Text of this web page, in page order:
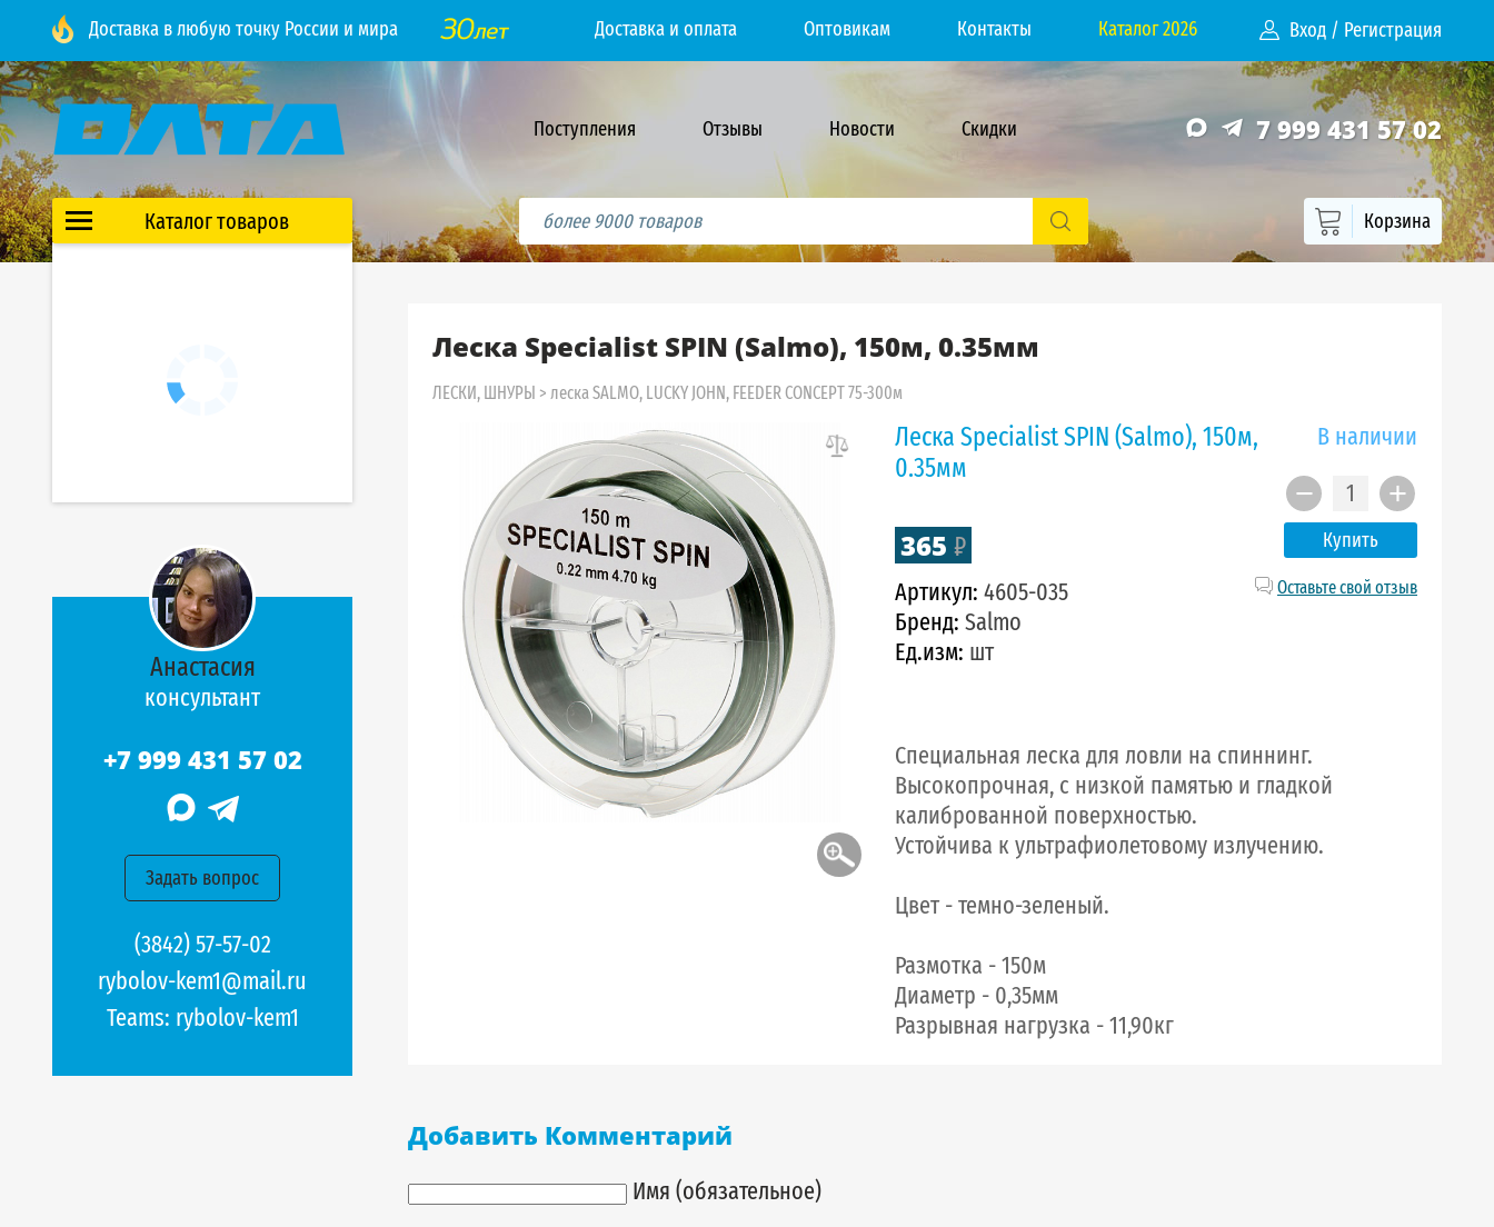
Доставка в любую точку России и мира Доставка и оплата Оптовикам Контакты Каталог 2026 Вход / Регистрация
Поступления Отзывы Новости Скидки 7 999 431 57 02
Каталог товаров Корзина
Анастасия
консультант
+7 999 431 57 02
Задать вопрос
(3842) 57-57-02
rybolov-kem1@mail.ru
Teams: rybolov-kem1
Леска Specialist SPIN (Salmo), 150м, 0.35мм
ЛЕСКИ, ШНУРЫ > леска SALMO, LUCKY JOHN, FEEDER CONCEPT 75-300м
В наличии
Купить
Леска Specialist SPIN (Salmo), 150м,
0.35мм
365 ₽
Оставьте свой отзыв
Артикул: 4605-035
Бренд: Salmo
Ед.изм: шт
Специальная леска для ловли на спиннинг.
Высокопрочная, с низкой памятью и гладкой
калиброванной поверхностью.
Устойчива к ультрафиолетовому излучению.
Цвет - темно-зеленый.
Размотка - 150м
Диаметр - 0,35мм
Разрывная нагрузка - 11,90кг
Добавить Комментарий
Имя (обязательное)